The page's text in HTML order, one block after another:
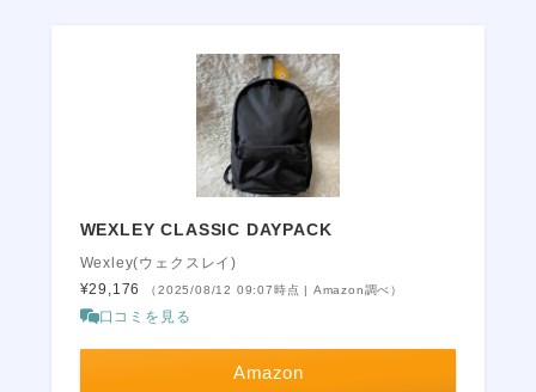
WEXLEY CLASSIC DAYPACK
Wexley(ウェクスレイ)
¥29,176
（2025/08/12 09:07時点 | Amazon調べ）
口コミを見る
Amazon